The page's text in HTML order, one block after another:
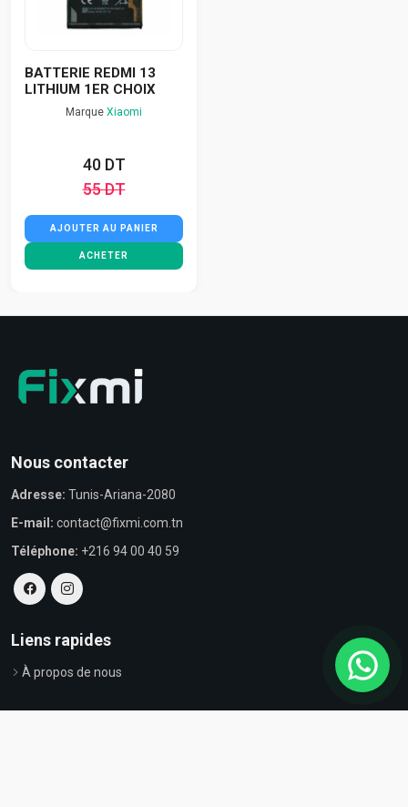
BATTERIE REDMI 13
LITHIUM 1ER CHOIX
Marque Xiaomi
40 DT
55 DT
AJOUTER AU PANIER
ACHETER
Nous contacter
Adresse: Tunis-Ariana-2080
E-mail: contact@fixmi.com.tn
Téléphone: +216 94 00 40 59
Liens rapides
À propos de nous